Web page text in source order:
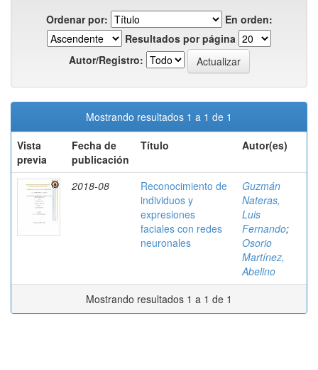
Ordenar por:
En orden:
Resultados por página
Autor/Registro:
Mostrando resultados 1 a 1 de 1
Vista
previa
Fecha de
publicación
Título Autor(es)
2018-08
Reconocimiento de
individuos y
expresiones
faciales con redes
neuronales
Guzmán
Nateras,
Luis
Fernando;
Osorio
Martínez,
Abelino
Mostrando resultados 1 a 1 de 1